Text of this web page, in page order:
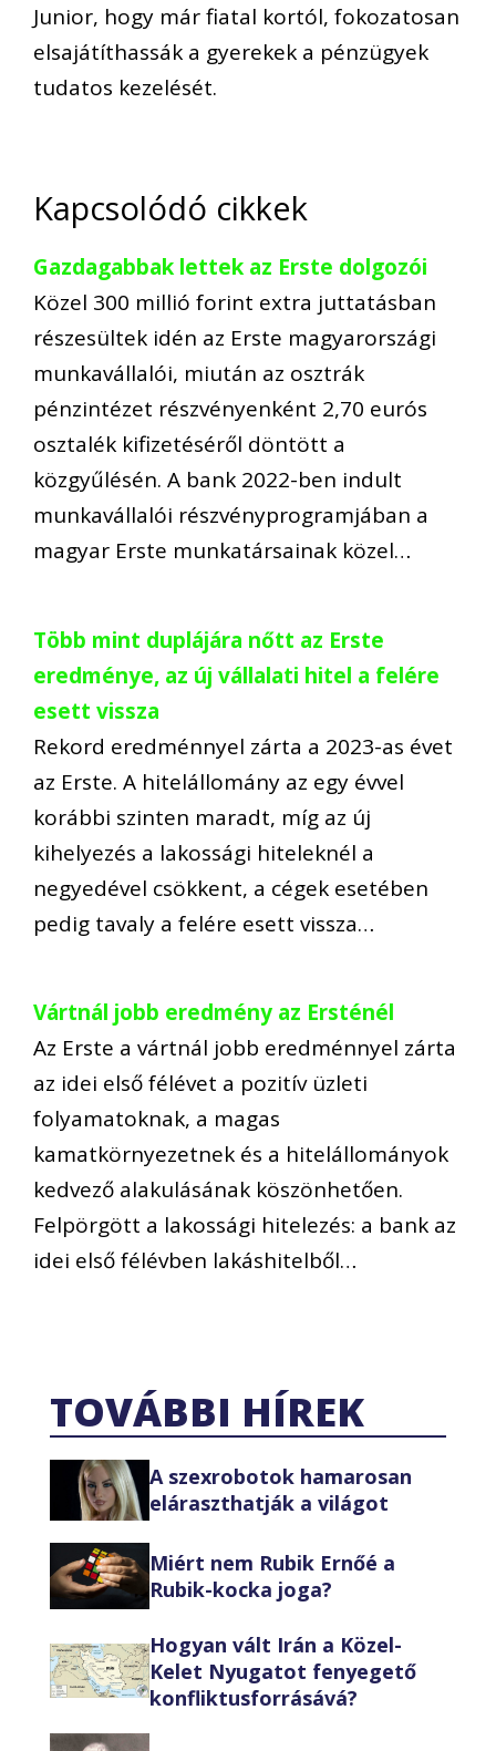
Junior, hogy már fiatal kortól, fokozatosan
elsajátíthassák a gyerekek a pénzügyek
tudatos kezelését.
Kapcsolódó cikkek
Gazdagabbak lettek az Erste dolgozói
Közel 300 millió forint extra juttatásban
részesültek idén az Erste magyarországi
munkavállalói, miután az osztrák
pénzintézet részvényenként 2,70 eurós
osztalék kifizetéséről döntött a
közgyűlésén. A bank 2022-ben indult
munkavállalói részvényprogramjában a
magyar Erste munkatársainak közel…
Több mint duplájára nőtt az Erste
eredménye, az új vállalati hitel a felére
esett vissza
Rekord eredménnyel zárta a 2023-as évet
az Erste. A hitelállomány az egy évvel
korábbi szinten maradt, míg az új
kihelyezés a lakossági hiteleknél a
negyedével csökkent, a cégek esetében
pedig tavaly a felére esett vissza…
Vártnál jobb eredmény az Ersténél
Az Erste a vártnál jobb eredménnyel zárta
az idei első félévet a pozitív üzleti
folyamatoknak, a magas
kamatkörnyezetnek és a hitelállományok
kedvező alakulásának köszönhetően.
Felpörgött a lakossági hitelezés: a bank az
idei első félévben lakáshitelből…
TOVÁBBI HÍREK
A szexrobotok hamarosan
eláraszthatják a világot
Miért nem Rubik Ernőé a
Rubik-kocka joga?
Hogyan vált Irán a Közel-
Kelet Nyugatot fenyegető
konfliktusforrásává?